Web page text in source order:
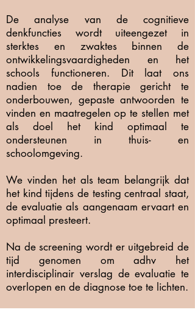
De analyse van de cognitieve
denkfuncties wordt uiteengezet in
sterktes en zwaktes binnen de
ontwikkelingsvaardigheden en het
schools functioneren. Dit laat ons
nadien toe de therapie gericht te
onderbouwen, gepaste antwoorden te
vinden en maatregelen op te stellen met
als doel het kind optimaal te
ondersteunen in thuis- en
schoolomgeving.
We vinden het als team belangrijk dat
het kind tijdens de testing centraal staat,
de evaluatie als aangenaam ervaart en
optimaal presteert.
Na de screening wordt er uitgebreid de
tijd genomen om adhv het
interdisciplinair verslag de evaluatie te
overlopen en de diagnose toe te lichten.